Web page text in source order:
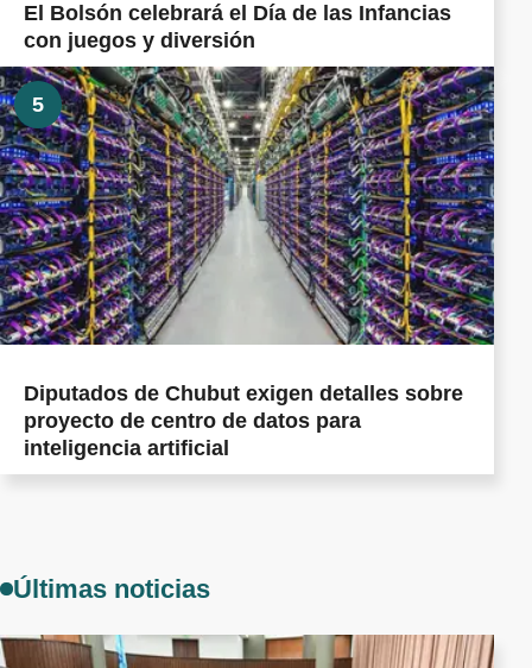
El Bolsón celebrará el Día de las Infancias
con juegos y diversión
5
Diputados de Chubut exigen detalles sobre
proyecto de centro de datos para
inteligencia artificial
Últimas noticias